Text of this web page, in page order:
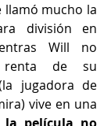
llamó mucho la
división en
Will no
de su
jugadora de
vive en una